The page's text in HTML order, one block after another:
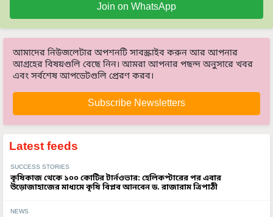
Join on WhatsApp
আমাদের নিউজলেটার অপশনটি সাবস্ক্রাইব করুন আর আপনার
আগ্রহের বিষয়গুলি বেছে নিন। আমরা আপনার পছন্দ অনুসারে খবর
এবং সর্বশেষ আপডেটগুলি প্রেরণ করব।
Subscribe Newsletters
Latest feeds
SUCCESS STORIES
কৃষিকাজ থেকে ১০০ কোটির টার্নওভার: হেলিকপ্টারের পর এবার
উড়োজাহাজের মাধ্যমে কৃষি বিপ্লব আনবেন ড. রাজারাম ত্রিপাঠী
NEWS